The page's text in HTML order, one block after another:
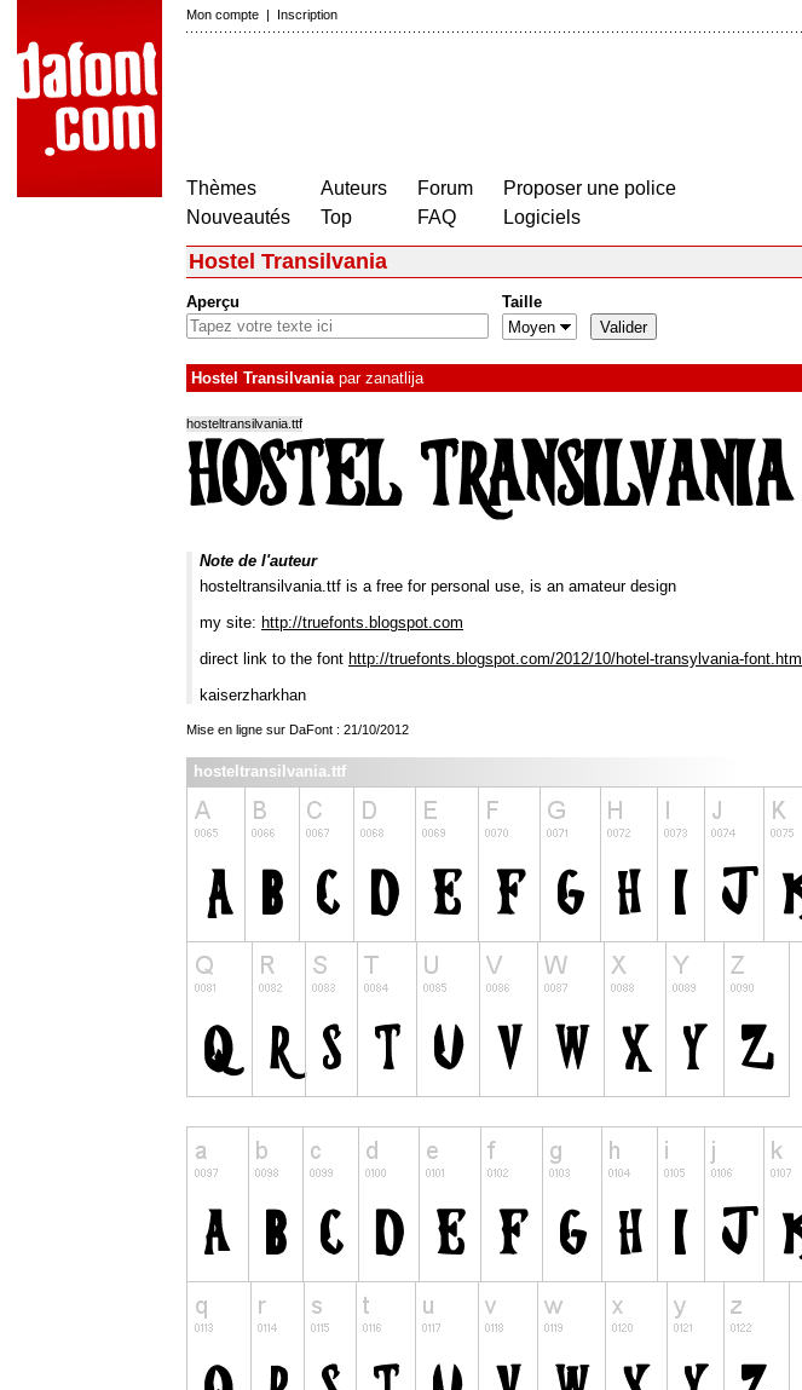
Mon compte | Inscription
Thèmes
Nouveautés
Auteurs
Top
Forum
FAQ
Proposer une police
Logiciels
Hostel Transilvania
Aperçu Taille
Hostel Transilvaniapar zanatlija
hosteltransilvania.ttf
Note de l'auteur
hosteltransilvania.ttf is a free for personal use, is an amateur design
my site: http://truefonts.blogspot.com
direct link to the font http://truefonts.blogspot.com/2012/10/hotel-transylvania-font.html
kaiserzharkhan
Mise en ligne sur DaFont : 21/10/2012
hosteltransilvania.ttf